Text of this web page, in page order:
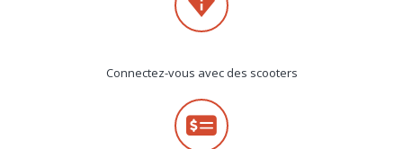
Connectez-vous avec des scooters